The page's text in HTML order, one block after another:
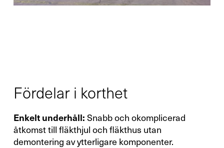
Fördelar i korthet
Enkelt underhåll: Snabb och okomplicerad
åtkomst till fläkthjul och fläkthus utan
demontering av ytterligare komponenter.